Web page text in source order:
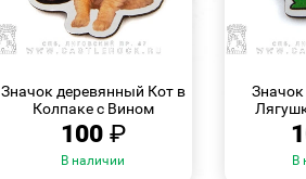
Значок деревянный Кот в
Колпаке с Вином
100 ₽
В наличии В